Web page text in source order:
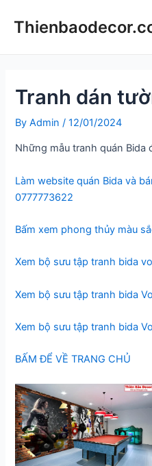
Tranh dán
ByAdmin/12/01/2024
Những mẫu tranh quán Bida
Làm website quán Bida và
0777773622
Bấm xem phong thủy màu
Xem bộ sưu tập tranh bida
Xem bộ sưu tập tranh bida
Xem bộ sưu tập tranh bida
BẤM ĐỂ VỀ TRANG CHỦ